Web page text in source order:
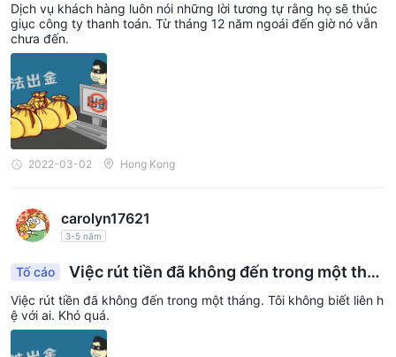
Dịch vụ khách hàng luôn nói những lời tương tự rằng họ sẽ thúc
giục công ty thanh toán. Từ tháng 12 năm ngoái đến giờ nó vẫn
chưa đến.
2022-03-02 Hong Kong
carolyn17621
3-5 năm
Tố cáo
Việc rút tiền đã không đến trong một thán
g
Việc rút tiền đã không đến trong một tháng. Tôi không biết liên h
ệ với ai. Khó quá.